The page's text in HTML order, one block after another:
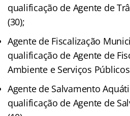
qualificação de Agente de
(30);
Agente de Fiscalização
qualificação de Agente de
Ambiente e Serviços Públicos
Agente de Salvamento
qualificação de Agente de